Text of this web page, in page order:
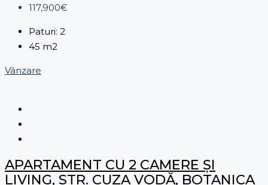
117,900€
Paturi: 2
45 m2
Vânzare
APARTAMENT CU 2 CAMERE ȘI
LIVING, STR. CUZA VODĂ, BOTANICA